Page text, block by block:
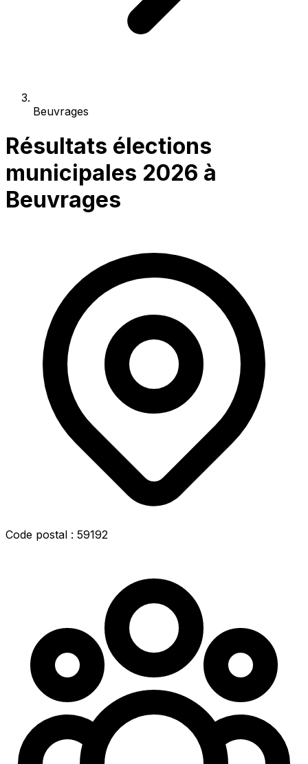
Beuvrages
Résultats élections
municipales 2026 à
Beuvrages
Code postal : 59192